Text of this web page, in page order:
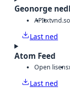
Geonorge
APItxt
Last ned
Atom Feed
Open lisens
Last ned